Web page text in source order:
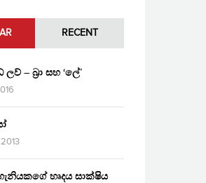
RECENT
– බ්‍රා සහ ‘ලේ’
හෘදය සාක්ෂිය